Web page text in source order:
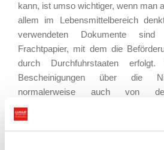
kann, ist umso wichtiger, wenn man
allem im Lebensmittelbereich
verwendeten Dokumente sind
Frachtpapier, mit dem die
durch Durchfuhrstaaten
Bescheinigungen über die
normalerweise auch von
Durchfuhrländer
Wenn man vom